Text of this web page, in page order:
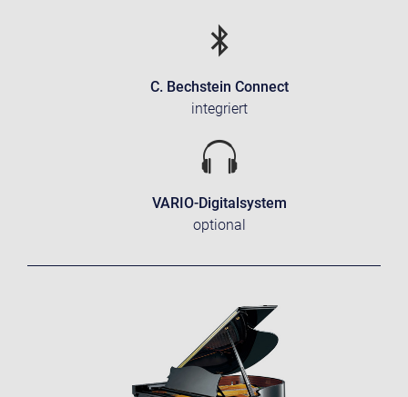
C. Bechstein Connect
integriert
VARIO-Digitalsystem
optional